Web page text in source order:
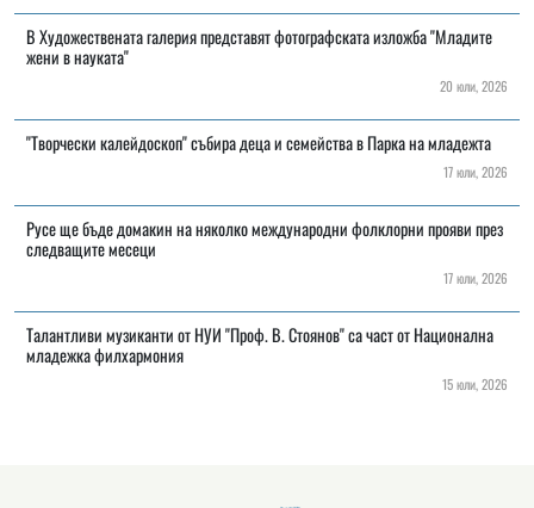
В Художествената галерия представят фотографската изложба "Младите
жени в науката"
20 юли, 2026
"Творчески калейдоскоп" събира деца и семейства в Парка на младежта
17 юли, 2026
Русе ще бъде домакин на няколко международни фолклорни прояви през
следващите месеци
17 юли, 2026
Талантливи музиканти от НУИ "Проф. В. Стоянов" са част от Национална
младежка филхармония
15 юли, 2026